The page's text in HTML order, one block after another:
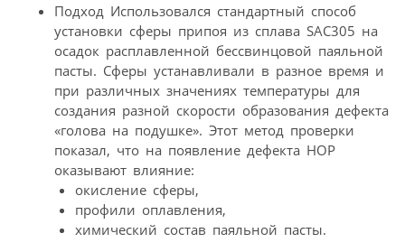
Подход Использовался стандартный способ
установки сферы припоя из сплава SAC305 на
осадок расплавленной бессвинцовой паяльной
пасты. Сферы устанавливали в разное время и
при различных значениях температуры для
создания разной скорости образования дефекта
«голова на подушке». Этот метод проверки
показал, что на появление дефекта НОР
оказывают влияние:
окисление сферы,
профили оплавления,
химический состав паяльной пасты.